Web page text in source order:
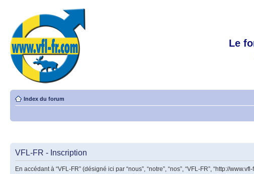
Le
Index du forum
VFL-FR - Inscription
En accédant à “VFL-FR” (désigné ici par “nous”, “notre”, “nos”, “VFL-FR”, “http://